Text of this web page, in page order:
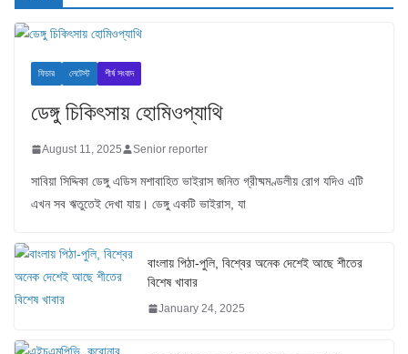
ফিচার লেটেস্ট শীর্ষ সংবাদ
ডেঙ্গু চিকিৎসায় হোমিওপ্যাথি
August 11, 2025 Senior reporter
সাবিয়া সিদ্দিকা ডেঙ্গু এডিস মশাবাহিত ভাইরাস জনিত গ্রীষ্মমণ্ডলীয় রোগ যদিও এটি
এখন সব ঋতুতেই দেখা যায়। ডেঙ্গু একটি ভাইরাস, যা
বাংলায় পিঠা-পুলি, বিশ্বের অনেক দেশেই আছে শীতের
বিশেষ খাবার
January 24, 2025